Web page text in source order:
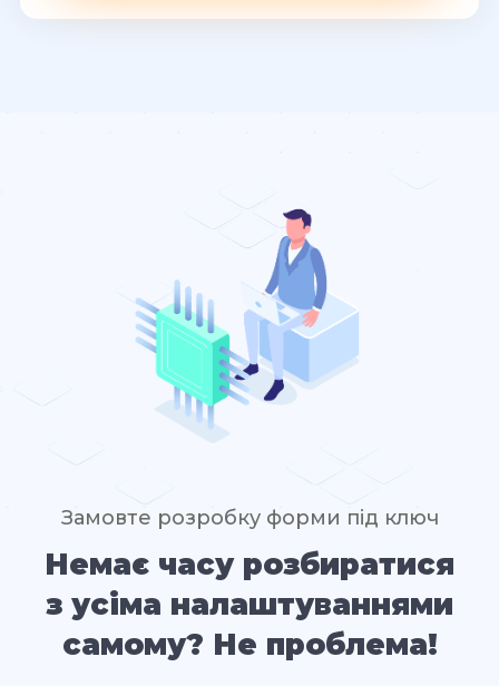
Замовте розробку форми під ключ
Немає часу розбиратися
з усіма налаштуваннями
самому? Не проблема!